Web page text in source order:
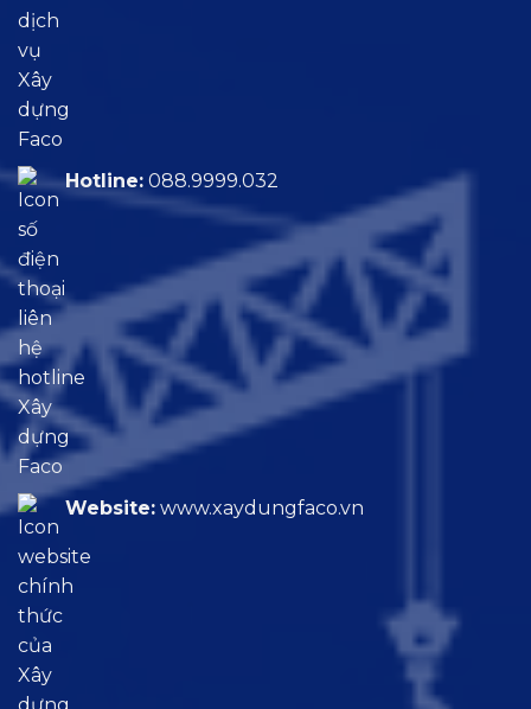
Hotline: 088.9999.032
Website: www.xaydungfaco.vn